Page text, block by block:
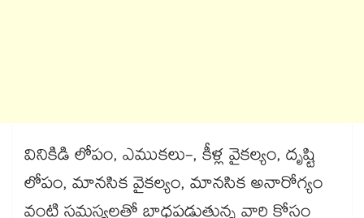
వినికిడి లోపం, ఎముకలు-, కీళ్ల వైకల్యం, దృష్టి
లోపం, మానసిక వైకల్యం, మానసిక అనారోగ్యం